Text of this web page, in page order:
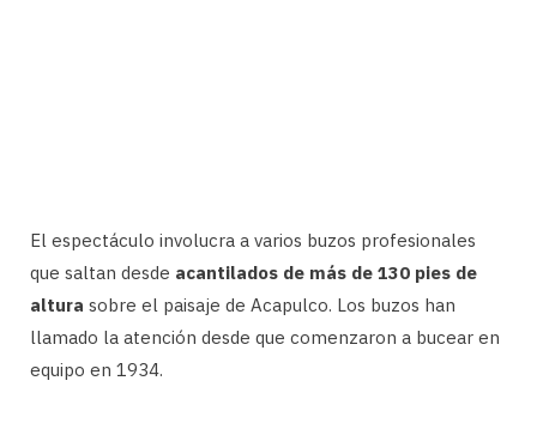
El espectáculo involucra a varios buzos profesionales
que saltan desde acantilados de más de 130 pies de
altura sobre el paisaje de Acapulco. Los buzos han
llamado la atención desde que comenzaron a bucear en
equipo en 1934.